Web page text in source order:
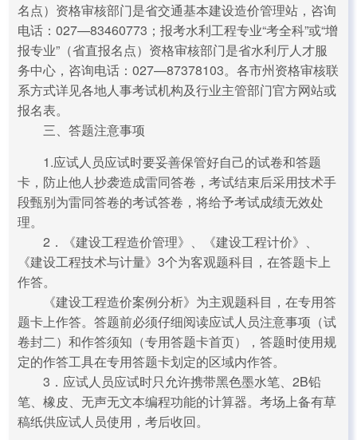
名点）资格审核部门是省交通基本建设造价管理站，咨询
电话：027—83460773；报考水利工程专业“考全科”或“增
报专业”（省直报名点）资格审核部门是省水利厅人才服
务中心，咨询电话：027—87378103。各市州资格审核联
系方式详见各地人事考试机构及行业主管部门官方网站或
报名表。
三、答题注意事项
1.应试人员应试时要妥善保管好自己的试卷和答题
卡，防止他人抄袭造成雷同答卷，考试结束后采用技术手
段甄别为雷同答卷的考试答卷，将给予考试成绩无效处
理。
2．《建设工程造价管理》、《建设工程计价》、
《建设工程技术与计量》3个为客观题科目，在答题卡上
作答。
《建设工程造价案例分析》为主观题科目，在专用答
题卡上作答。答题前必须仔细阅读应试人员注意事项（试
卷封二）和作答须知（专用答题卡首页），答题时使用规
定的作答工具在专用答题卡划定的区域内作答。
3．应试人员应试时只允许携带黑色墨水笔、2B铅
笔、橡皮、无声无文本编程功能的计算器。考场上备有草
稿纸供应试人员使用，考后收回。